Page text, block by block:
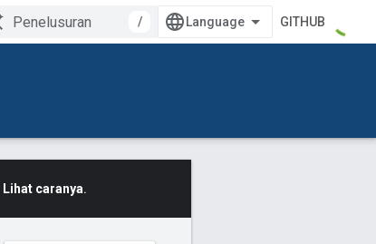
/ GITHUB
Lihat caranya.